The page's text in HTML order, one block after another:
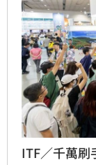
ITF／千萬